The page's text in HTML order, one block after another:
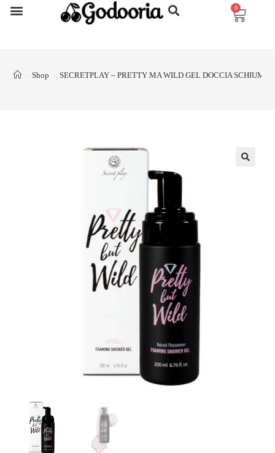
0
> Shop > SECRETPLAY – PRETTY MA WILD GEL DOCCIA